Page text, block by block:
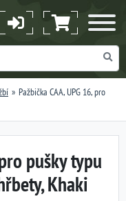
Pažbička CAA, UPG 16, pro
pušky typu
Khaki